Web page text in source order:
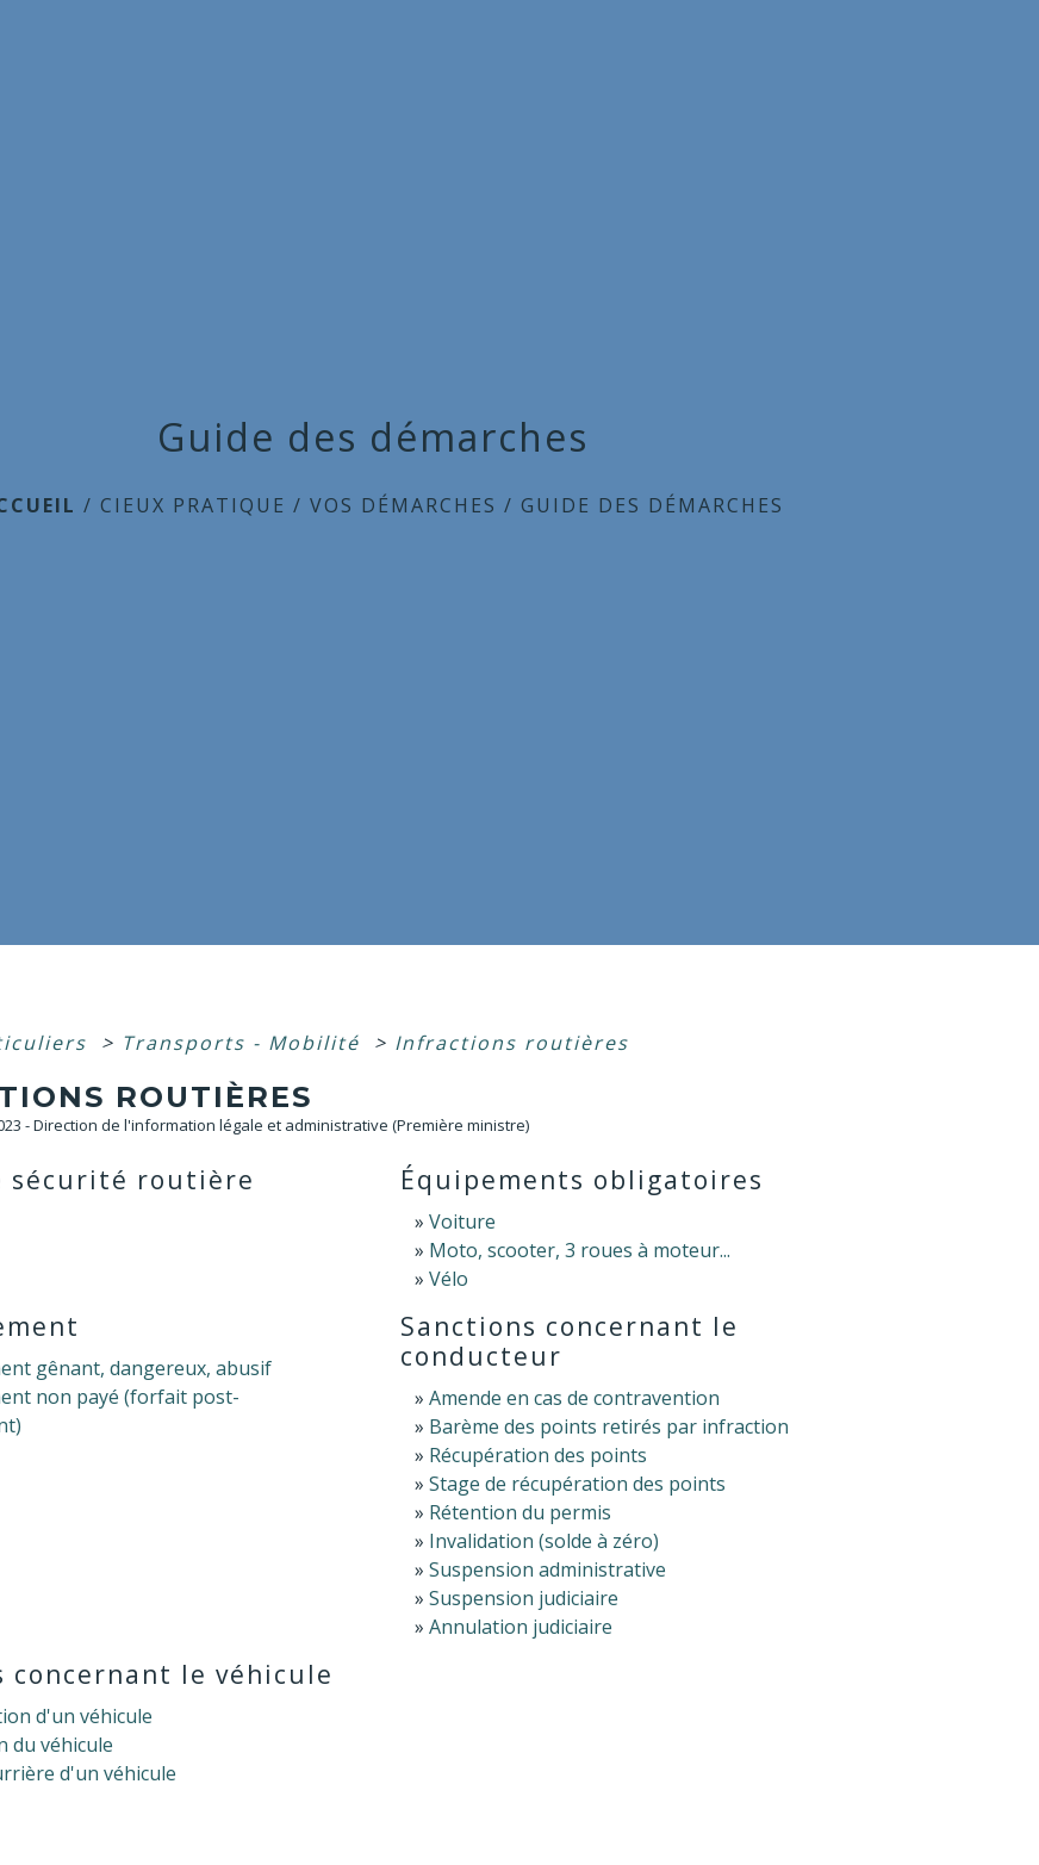
Guide des démarches
/CIEUX PRATIQUE /VOS DÉMARCHES /GUIDE DES DÉMARCHES
> Transports - Mobilité > Infractions routières
ROUTIÈRES
- Direction de l'information légale et administrative (Première ministre)
sécurité routière Équipements obligatoires
Voiture
Moto, scooter, 3 roues à moteur...
Vélo
gênant, dangereux, abusif
non payé (forfait post-
Sanctions concernant le
conducteur
Amende en cas de contravention
Barème des points retirés par infraction
Récupération des points
Stage de récupération des points
Rétention du permis
Invalidation (solde à zéro)
Suspension administrative
Suspension judiciaire
Annulation judiciaire
concernant le véhicule
d'un véhicule
du véhicule
d'un véhicule